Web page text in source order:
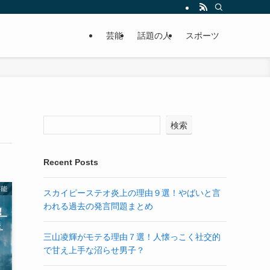
芸能 話題の人 スポーツ
検索
Recent Posts
スカイピーステオ炎上の理由９選！やばいと言
われる過去の発言問題まとめ
三山凌輝がモテる理由７選！人懐っこく社交的
で甘え上手な沼らせ男子？